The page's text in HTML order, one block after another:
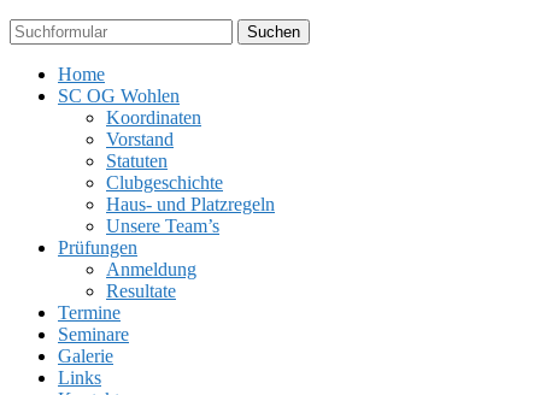
Suchen
Home
SC OG Wohlen
Koordinaten
Vorstand
Statuten
Clubgeschichte
Haus- und Platzregeln
Unsere Team’s
Prüfungen
Anmeldung
Resultate
Termine
Seminare
Galerie
Links